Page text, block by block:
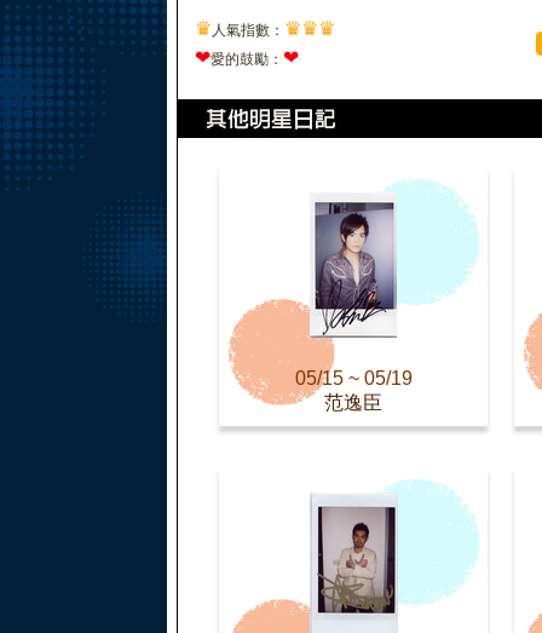
♛ 人氣指數： ♛♛♛
❤愛的鼓勵： ❤
05/15 ~ 05/19
范逸臣